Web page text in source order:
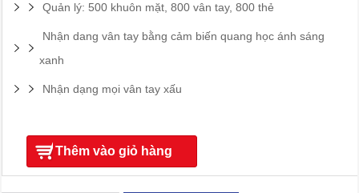
Quản lý: 500 khuôn mặt, 800 vân tay, 800 thẻ
Nhận dang vân tay bằng cảm biến quang học ánh sáng
xanh
Nhận dạng mọi vân tay xấu
Thêm vào giỏ hàng